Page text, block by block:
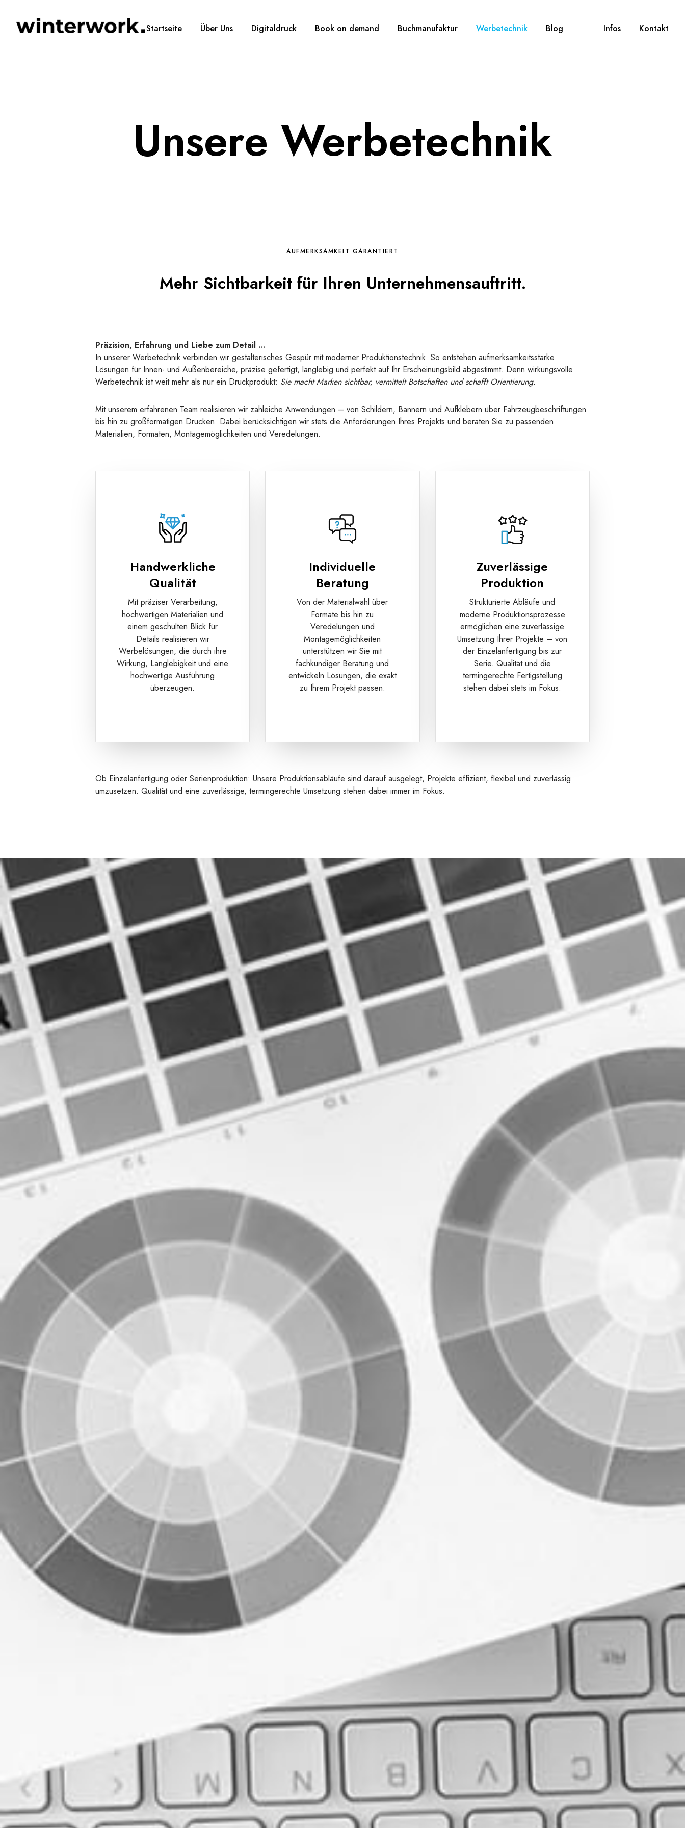
Startseite Über Uns Digitaldruck Book on demand Buchmanufaktur Werbetechnik Blog Infos Kontakt
Unsere Werbetechnik
AUFMERKSAMKEIT GARANTIERT
Mehr Sichtbarkeit für Ihren Unternehmensauftritt.
Präzision, Erfahrung und Liebe zum Detail …
In unserer Werbetechnik verbinden wir gestalterisches Gespür mit moderner Produktionstechnik. So entstehen aufmerksamkeitsstarke
Lösungen für Innen- und Außenbereiche, präzise gefertigt, langlebig und perfekt auf Ihr Erscheinungsbild abgestimmt. Denn wirkungsvolle
Werbetechnik ist weit mehr als nur ein Druckprodukt: Sie macht Marken sichtbar, vermittelt Botschaften und schafft Orientierung.
Mit unserem erfahrenen Team realisieren wir zahleiche Anwendungen – von Schildern, Bannern und Aufklebern über Fahrzeugbeschriftungen
bis hin zu großformatigen Drucken. Dabei berücksichtigen wir stets die Anforderungen Ihres Projekts und beraten Sie zu passenden
Materialien, Formaten, Montagemöglichkeiten und Veredelungen.
Handwerkliche
Qualität
Mit präziser Verarbeitung,
hochwertigen Materialien und
einem geschulten Blick für
Details realisieren wir
Werbelösungen, die durch ihre
Wirkung, Langlebigkeit und eine
hochwertige Ausführung
überzeugen.
Individuelle
Beratung
Von der Materialwahl über
Formate bis hin zu
Veredelungen und
Montagemöglichkeiten
unterstützen wir Sie mit
fachkundiger Beratung und
entwickeln Lösungen, die exakt
zu Ihrem Projekt passen.
Zuverlässige
Produktion
Strukturierte Abläufe und
moderne Produktionsprozesse
ermöglichen eine zuverlässige
Umsetzung Ihrer Projekte – von
der Einzelanfertigung bis zur
Serie. Qualität und die
termingerechte Fertigstellung
stehen dabei stets im Fokus.
Ob Einzelanfertigung oder Serienproduktion: Unsere Produktionsabläufe sind darauf ausgelegt, Projekte effizient, flexibel und zuverlässig
umzusetzen. Qualität und eine zuverlässige, termingerechte Umsetzung stehen dabei immer im Fokus.